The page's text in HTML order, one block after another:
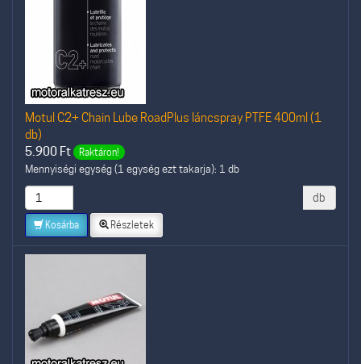
Motul C2+ Chain Lube RoadPlus láncspray PTFE 400ml (1
db)
5.900 Ft Raktáron!
Mennyiségi egység (1 egység ezt takarja): 1 db
db
Kosárba Részletek